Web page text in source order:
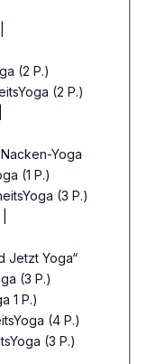
(2 P.)
(2 P.)
Yoga
(1 P.)
(3 P.)
Jetzt Yoga“
(3 P.)
1 P.)
(4 P.)
(3 P.)